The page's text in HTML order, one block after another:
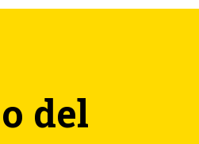
del